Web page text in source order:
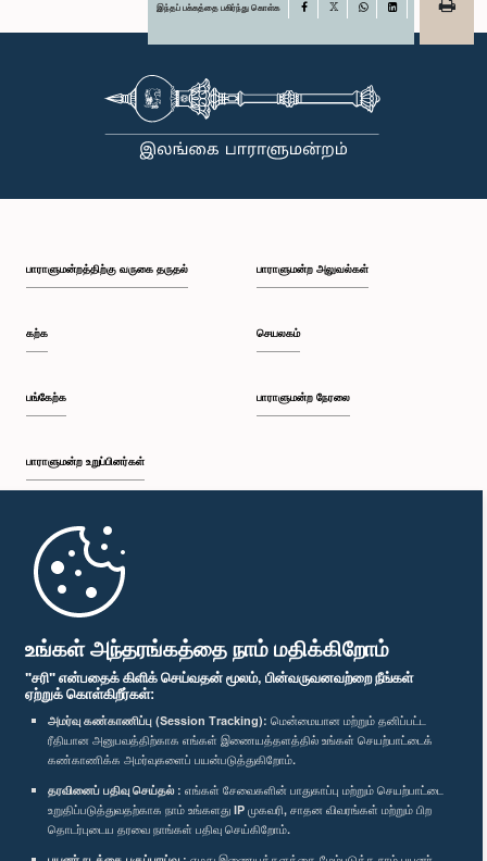
உங்கள் அந்தரங்கத்தை நாம் மதிக்கிறோம்
"சரி" என்பதைக் கிளிக் செய்வதன் மூலம், பின்வருவனவற்றை நீங்கள்
ஏற்றுக் கொள்கிறீர்கள்:
அமர்வு கண்காணிப்பு (Session Tracking): மென்மையான மற்றும் தனிப்பட்ட
ரீதியான அனுபவத்திற்காக எங்கள் இணையத்தளத்தில் உங்கள் செயற்பாட்டைக்
கண்காணிக்க அமர்வுகளைப் பயன்படுத்துகிறோம்.
தரவினைப் பதிவு செய்தல் : எங்கள் சேவைகளின் பாதுகாப்பு மற்றும் செயற்பாட்டை
உறுதிப்படுத்துவதற்காக நாம் உங்களது IP முகவரி, சாதன விவரங்கள் மற்றும் பிற
தொடர்புடைய தரவை நாங்கள் பதிவு செய்கிறோம்.
இந்தப் பக்கத்தை பகிர்ந்து கொள்க Facebook
பாராளுமன்றத்திற்கு வருகை தருதல்
கற்க
பங்கேற்க
பாராளுமன்ற உறுப்பினர்கள்
முதற்பக்கம்
பாராளுமன்ற அலுவல்கள்
செயலகம்
பாராளுமன்ற நேரலை
பாராளுமன்ற கையடக்க செயலி
எம்மை பின்தொடர்க :
விருதுகள்